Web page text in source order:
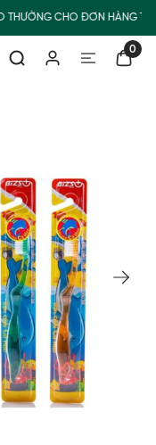
THƯỜNG CHO ĐƠN HÀNG
0